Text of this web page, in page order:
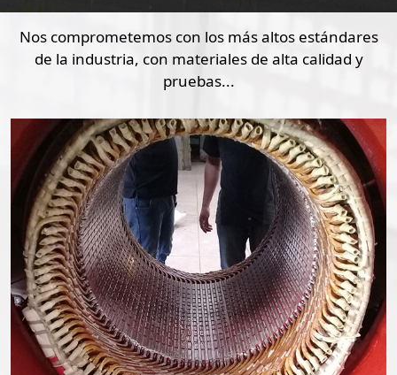
Nos comprometemos con los más altos estándares
de la industria, con materiales de alta calidad y
pruebas...